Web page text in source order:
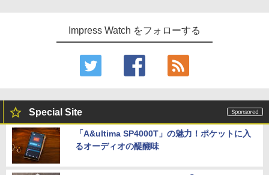
Impress Watch をフォローする
Special Site
「A&ultima SP4000T」の魅力！ポケットに入
るオーディオの醍醐味